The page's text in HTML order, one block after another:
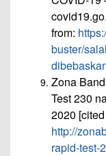
from:
buster/
Zona
Test 230
2020
http://
rapid-test-